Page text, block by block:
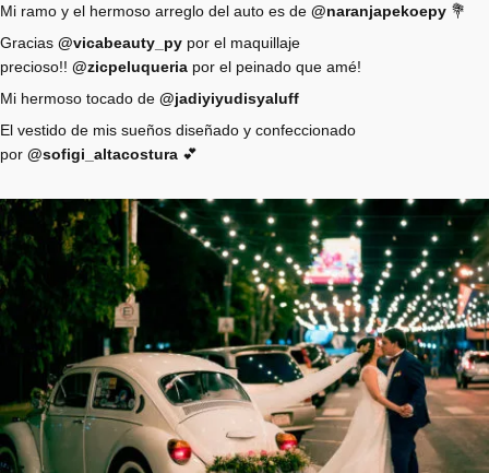
Mi ramo y el hermoso arreglo del auto es de @naranjapekoepy 💐
Gracias @vicabeauty_py por el maquillaje
precioso!! @zicpeluqueria por el peinado que amé!
Mi hermoso tocado de @jadiyiyudisyaluff
El vestido de mis sueños diseñado y confeccionado
por @sofigi_altacostura 💕